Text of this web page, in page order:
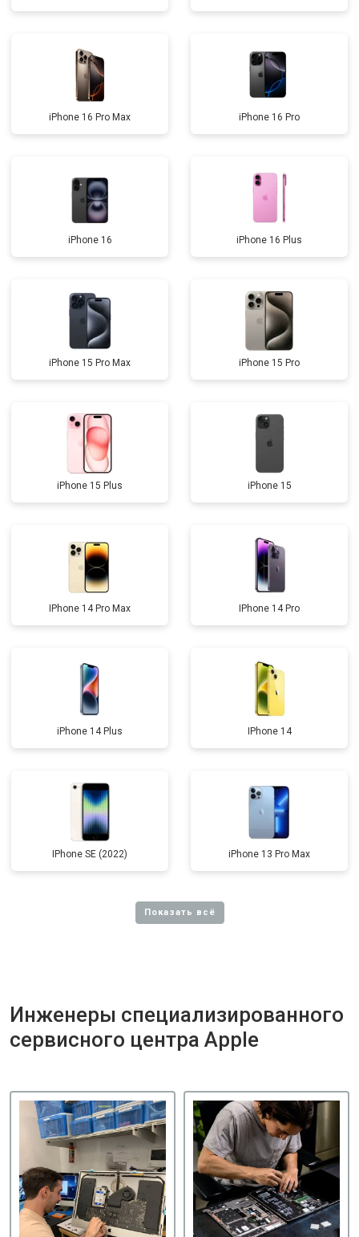
iPhone 16 Pro Max iPhone 16 Pro
iPhone 16 iPhone 16 Plus
iPhone 15 Pro Max iPhone 15 Pro
iPhone 15 Plus iPhone 15
IPhone 14 Pro Max IPhone 14 Pro
iPhone 14 Plus IPhone 14
IPhone SE (2022) iPhone 13 Pro Max
Инженеры специализированного
сервисного центра Apple